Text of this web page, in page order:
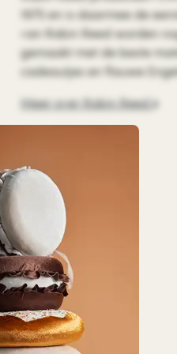
1975 en is daarmee de
van Robin Reed worden
gemaakt met de beste
cadeautjes en flauwe
Meer over Robin Reed